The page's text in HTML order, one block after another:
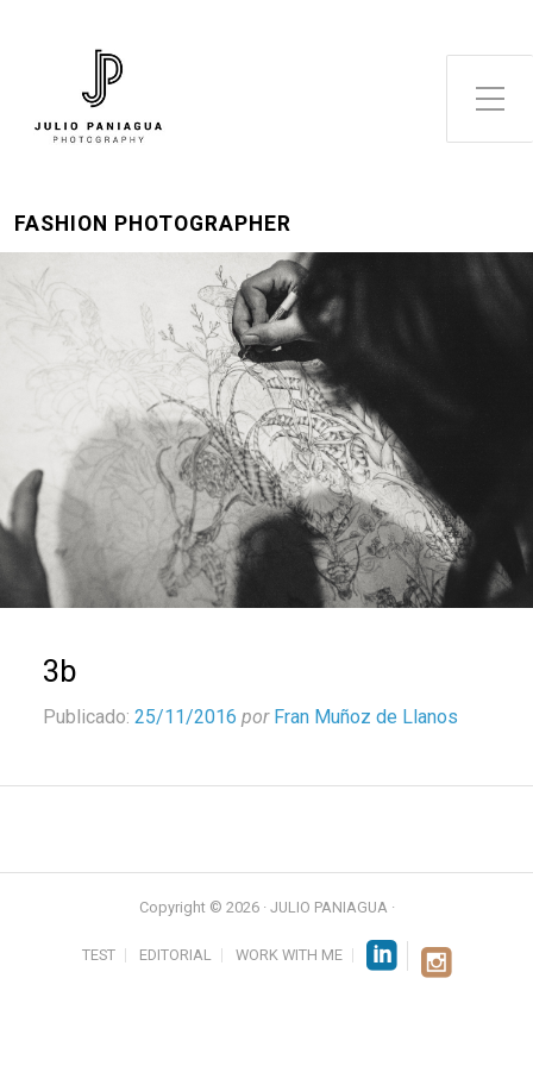
Alternar el menú lateral
FASHION PHOTOGRAPHER
3b
Publicado: 25/11/2016 por Fran Muñoz de Llanos
Copyright © 2026 · JULIO PANIAGUA ·
TEST EDITORIAL WORK WITH ME